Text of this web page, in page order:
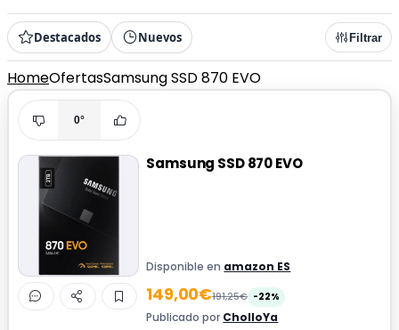
Destacados Nuevos Filtrar
HomeOfertasSamsung SSD 870 EVO
0°
Samsung SSD 870 EVO
Disponible en amazon ES
149,00€191,25€ -22%
Publicado por CholloYa